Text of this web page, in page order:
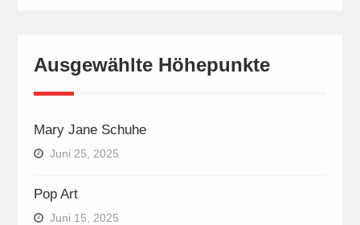
Ausgewählte Höhepunkte
Mary Jane Schuhe
Juni 25, 2025
Pop Art
Juni 15, 2025